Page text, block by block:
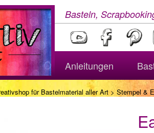
Basteln,
Anleitungen
für Bastelmaterial aller Art> Stempel &